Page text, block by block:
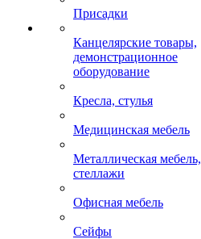
Присадки
Канцелярские товары,
демонстрационное
оборудование
Кресла, стулья
Медицинская мебель
Металлическая мебель,
стеллажи
Офисная мебель
Сейфы